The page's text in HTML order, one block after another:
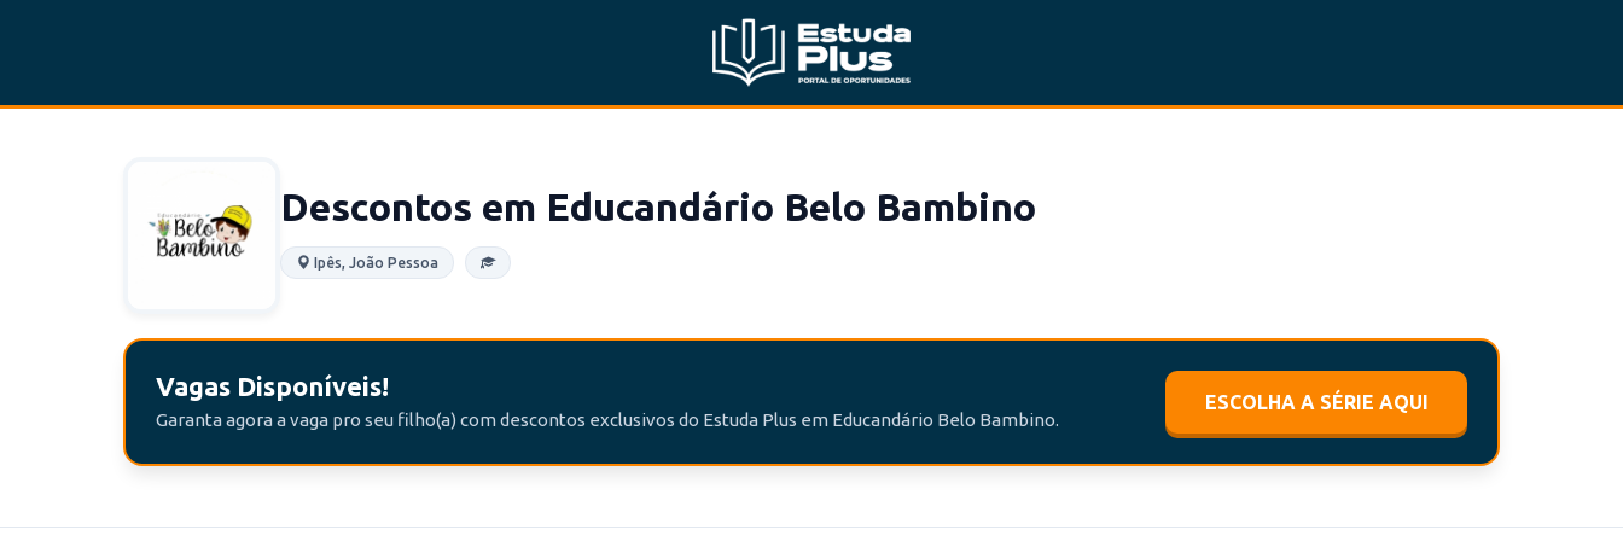
Descontos em Educandário Belo Bambino
Ipês, João Pessoa
Vagas Disponíveis!
Garanta agora a vaga pro seu filho(a) com descontos exclusivos do Estuda Plus em Educandário Belo Bambino.
ESCOLHA A SÉRIE AQUI